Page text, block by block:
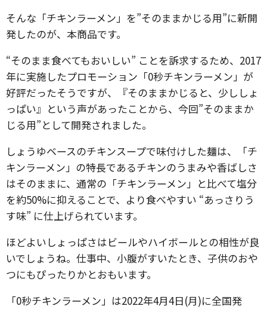
そんな「チキンラーメン」を”そのままかじる用”に新開
発したのが、本商品です。
“そのまま食べてもおいしい” ことを訴求するため、2017
年に実施したプロモーション「0秒チキンラーメン」が
好評だったそうですが、『そのままかじると、少ししょ
っぱい』という声があったことから、今回”そのままか
じる用”として開発されました。
しょうゆベースのチキンスープで味付けした麺は、「チ
キンラーメン」の特長であるチキンのうまみや香ばしさ
はそのままに、通常の「チキンラーメン」と比べて塩分
を約50%に抑えることで、より食べやすい “あっさりう
す味” に仕上げられています。
ほどよいしょっぱさはビールやハイボールとの相性が良
いでしょうね。仕事中、小腹がすいたとき、子供のおや
つにもぴったりかとおもいます。
「0秒チキンラーメン」は2022年4月4日(月)に全国発